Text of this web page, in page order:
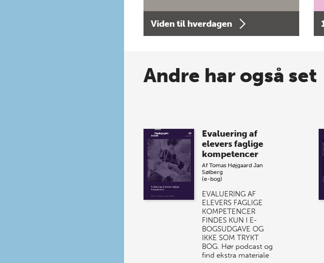
Viden til hverdagen
Andre har også set
Evaluering af
elevers faglige
kompetencer
Af Tomas Højgaard Jan
Sølberg
(e-bog)
EVALUERING AF
ELEVERS FAGLIGE
KOMPETENCER
FINDES KUN I E-
BOGSUDGAVE OG
IKKE SOM TRYKT
BOG. Hør podcast og
find ekstra materiale